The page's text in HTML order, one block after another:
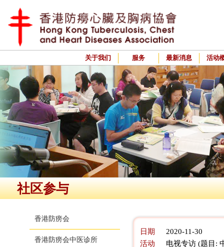
关于我们 服务 最新消息 活动
社区参与
香港防痨会
香港防痨会中医诊所
日期
2020-11-30
活动
电视专访 (题目: